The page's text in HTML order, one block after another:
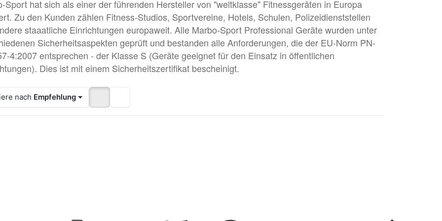
Sport hat sich als einer der führenden Hersteller von "weltklasse" Fitnessgeräten in Europa
Zu den Kunden zählen Fitness-Studios, Sportvereine, Hotels, Schulen, Polizeidienststellen
staaatliche Einrichtungen europaweit. Alle Marbo-Sport Professional Geräte wurden unter
Sicherheitsaspekten geprüft und bestanden alle Anforderungen, die der EU-Norm PN-
4:2007 entsprechen - der Klasse S (Geräte geeignet für den Einsatz in öffentlichen
Dies ist mit einem Sicherheitszertifikat bescheinigt.
nach Empfehlung